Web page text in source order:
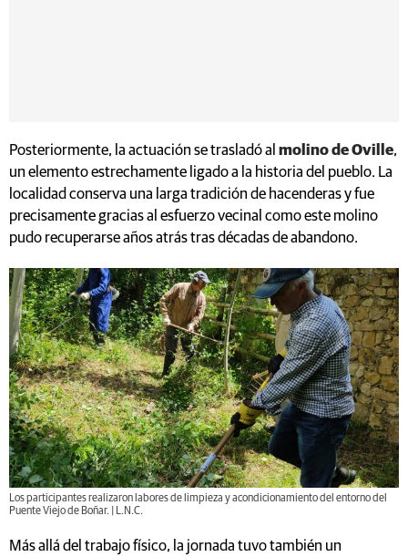
Posteriormente, la actuación se trasladó al molino de Oville,
un elemento estrechamente ligado a la historia del pueblo. La
localidad conserva una larga tradición de hacenderas y fue
precisamente gracias al esfuerzo vecinal como este molino
pudo recuperarse años atrás tras décadas de abandono.
Los participantes realizaron labores de limpieza y acondicionamiento del entorno del
Puente Viejo de Boñar. | L.N.C.
Más allá del trabajo físico, la jornada tuvo también un